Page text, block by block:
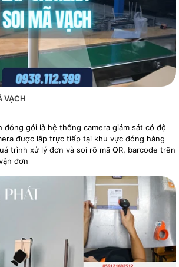
VẠCH
đóng gói là hệ thống camera giám sát có độ
được lắp trực tiếp tại khu vực đóng hàng
trình xử lý đơn và soi rõ mã QR, barcode trên
đơn